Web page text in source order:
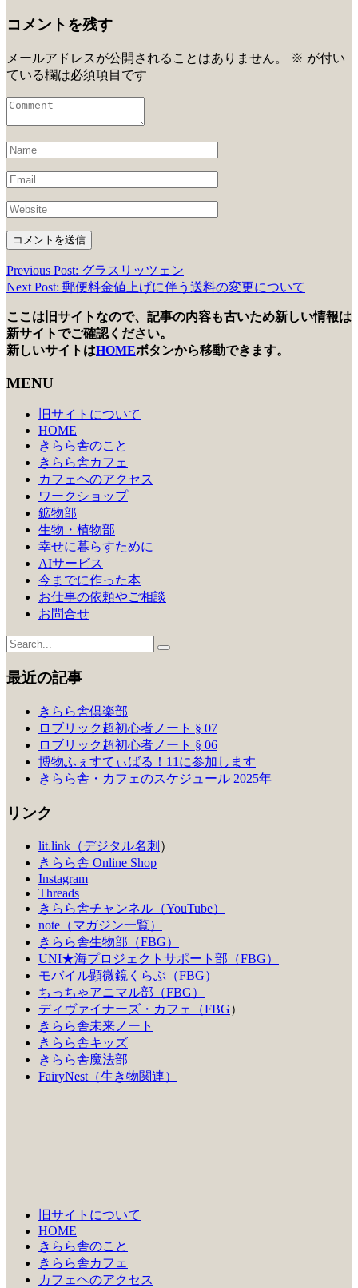
コメントを残す
メールアドレスが公開されることはありません。 ※ が付い
ている欄は必須項目です
投
稿
ナ
ビ
ゲ
Previous Post: グラスリッツェン
Next Post: 郵便料金値上げに伴う送料の変更について
ここは旧サイトなので、記事の内容も古いため新しい情報は
新サイトでご確認ください。
新しいサイトはHOMEボタンから移動できます。
MENU
旧サイトについて
HOME
きらら舎のこと
きらら舎カフェ
カフェヘのアクセス
ワークショップ
鉱物部
生物・植物部
幸せに暮らすために
AIサービス
今までに作った本
お仕事の依頼やご相談
お問合せ
最近の記事
きらら舎倶楽部
ロブリック超初心者ノート § 07
ロブリック超初心者ノート § 06
博物ふぇすてぃばる！11に参加します
きらら舎・カフェのスケジュール 2025年
リンク
lit.link（デジタル名刺 ）
きらら舎 Online Shop
Instagram
Threads
きらら舎チャンネル（YouTube）
note（マガジン一覧）
きらら舎生物部（FBG）
UNI★海プロジェクトサポート部（FBG）
モバイル顕微鏡くらぶ（FBG）
ちっちゃアニマル部（FBG）
ディヴァイナーズ・カフェ（FBG）
きらら舎未来ノート
きらら舎キッズ
きらら舎魔法部
FairyNest（生き物関連）
旧サイトについて
HOME
きらら舎のこと
きらら舎カフェ
カフェヘのアクセス